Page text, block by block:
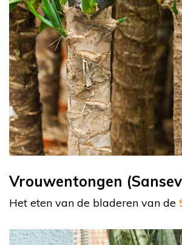
Vrouwentongen
Het eten van de bladeren van de